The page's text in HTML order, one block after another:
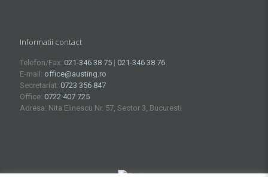
Informatii contact
Telefon/Fax: 021-346 38 75 | 021-346 38 76
E-mail: office@austing.ro
Secretariat: 0723 356 847
Office: 0722 407 725
Adresa: Nita Elinescu Nr. 57, Sector 3, Bucuresti